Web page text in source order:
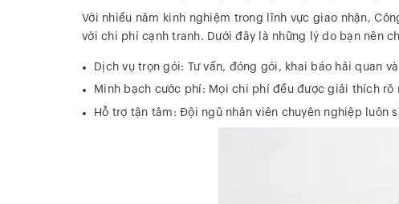
Với nhiều năm kinh nghiệm trong lĩnh vực giao nhận,
với chi phí cạnh tranh. Dưới đây là những lý do bạn nên
Dịch vụ trọn gói: Tư vấn, đóng gói, khai báo hải quan
Minh bạch cước phí: Mọi chi phí đều được giải thích rõ
Hỗ trợ tận tâm: Đội ngũ nhân viên chuyên nghiệp luôn